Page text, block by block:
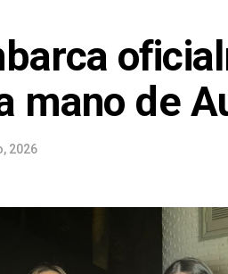
mano de
2026